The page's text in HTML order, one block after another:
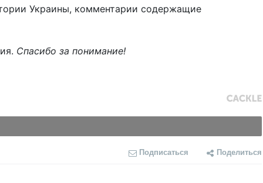
Украины, комментарии содержащие
Спасибо за понимание!
Подписаться Поделиться